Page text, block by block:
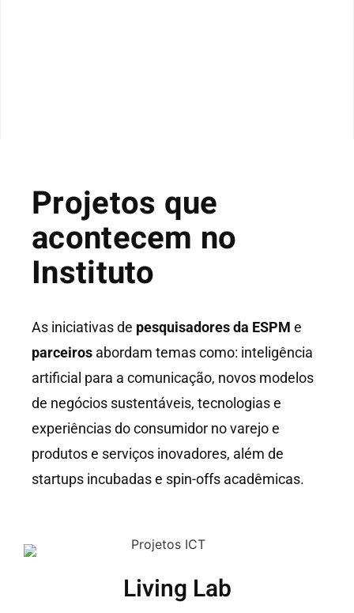
Projetos que
acontecem no
Instituto
As iniciativas de pesquisadores da ESPM e
parceiros abordam temas como: inteligência
artificial para a comunicação, novos modelos
de negócios sustentáveis, tecnologias e
experiências do consumidor no varejo e
produtos e serviços inovadores, além de
startups incubadas e spin-offs acadêmicas.
Living Lab